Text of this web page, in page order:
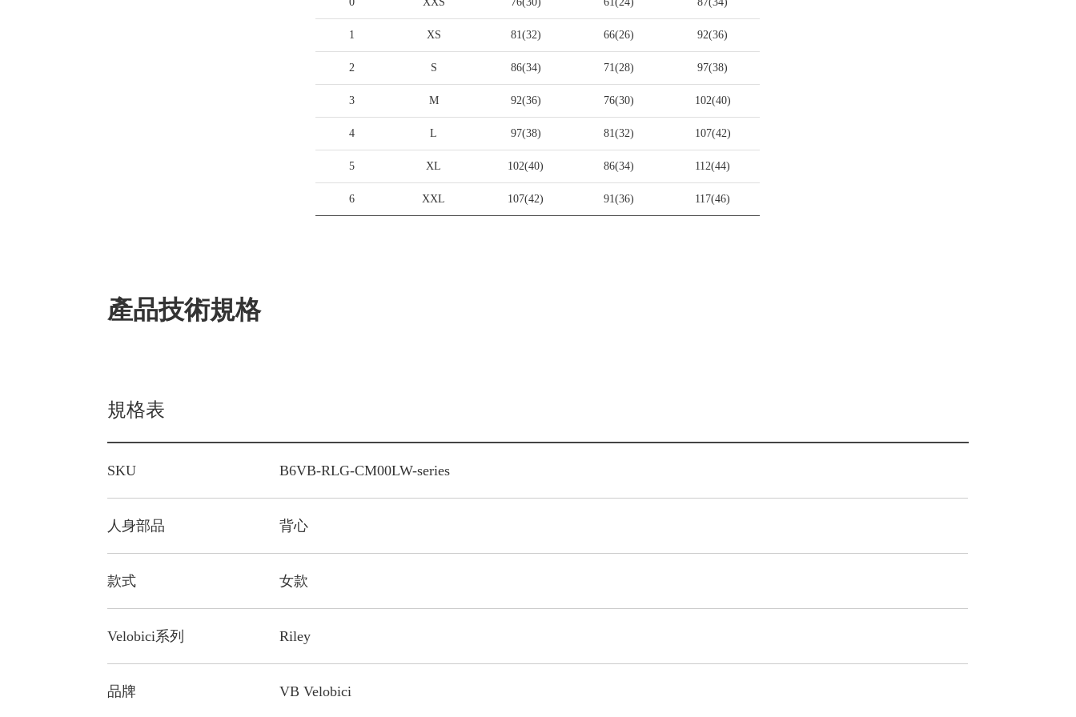
1 XS 81(32) 66(26) 92(36)
2 S 86(34) 71(28) 97(38)
3 M 92(36) 76(30) 102(40)
4 L 97(38) 81(32) 107(42)
5 XL 102(40) 86(34) 112(44)
6 XXL 107(42) 91(36) 117(46)
產品技術規格
規格表
SKU B6VB-RLG-CM00LW-series
人身部品 背心
款式 女款
Velobici系列 Riley
品牌 VB Velobici